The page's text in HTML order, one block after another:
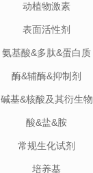
动植物激素
表面活性剂
氨基酸&多肽&蛋白质
酶&辅酶&抑制剂
碱基&核酸及其衍生物
酸&盐&胺
常规生化试剂
培养基